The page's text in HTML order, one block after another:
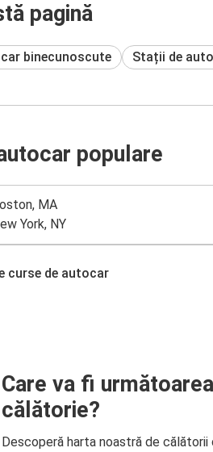
pagină
binecunoscute Stații de
populare
MA
York, NY
ME
curse de autocar
Care va fi
călătorie?
Descoperă harta noastră de călătorii